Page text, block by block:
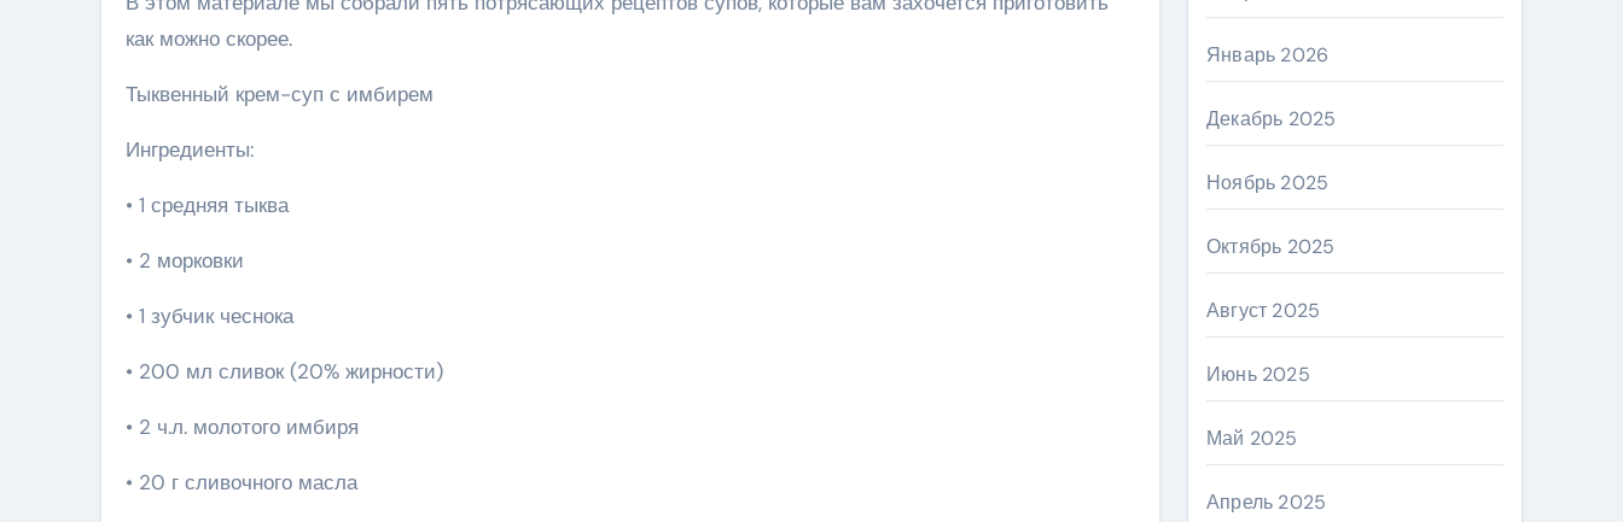
как можно скорее.
Тыквенный крем-суп с имбирем
Ингредиенты:
• 1 средняя тыква
• 2 морковки
• 1 зубчик чеснока
• 200 мл сливок (20% жирности)
• 2 ч.л. молотого имбиря
• 20 г сливочного масла
Январь 2026
Декабрь 2025
Ноябрь 2025
Октябрь 2025
Август 2025
Июнь 2025
Май 2025
Апрель 2025